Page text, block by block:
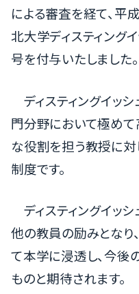
による審査を経て、平
北大学ディスティング
号を付与いたしました。
ディスティングイッ
門分野において極めて
な役割を担う教授に対
制度です。
ディスティングイッ
他の教員の励みとなり
て本学に浸透し、今後
ものと期待されます。